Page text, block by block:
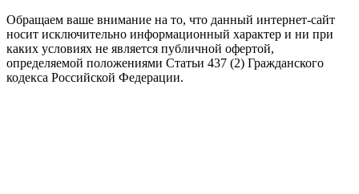
Обращаем ваше внимание на то, что данный интернет-сайт
носит исключительно информационный характер и ни при
каких условиях не является публичной офертой,
определяемой положениями Статьи 437 (2) Гражданского
кодекса Российской Федерации.